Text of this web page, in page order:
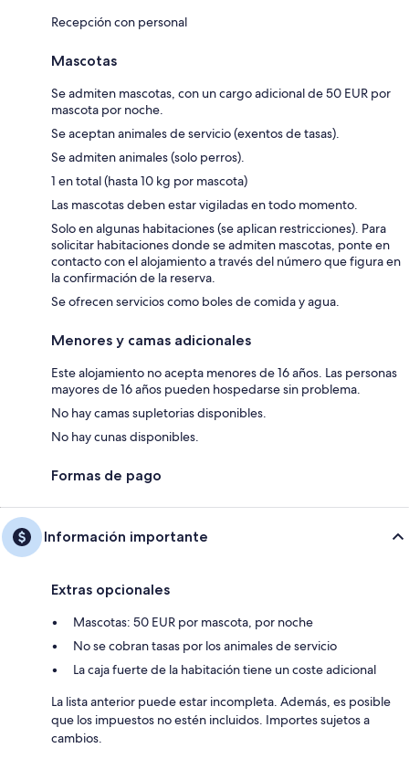
Recepción con personal
Mascotas
Se admiten mascotas, con un cargo adicional de 50 EUR por
mascota por noche.
Se aceptan animales de servicio (exentos de tasas).
Se admiten animales (solo perros).
1 en total (hasta 10 kg por mascota)
Las mascotas deben estar vigiladas en todo momento.
Solo en algunas habitaciones (se aplican restricciones). Para
solicitar habitaciones donde se admiten mascotas, ponte en
contacto con el alojamiento a través del número que figura en
la confirmación de la reserva.
Se ofrecen servicios como boles de comida y agua.
Menores y camas adicionales
Este alojamiento no acepta menores de 16 años. Las personas
mayores de 16 años pueden hospedarse sin problema.
No hay camas supletorias disponibles.
No hay cunas disponibles.
Formas de pago
Información importante
Extras opcionales
Mascotas: 50 EUR por mascota, por noche
No se cobran tasas por los animales de servicio
La caja fuerte de la habitación tiene un coste adicional
La lista anterior puede estar incompleta. Además, es posible
que los impuestos no estén incluidos. Importes sujetos a
cambios.